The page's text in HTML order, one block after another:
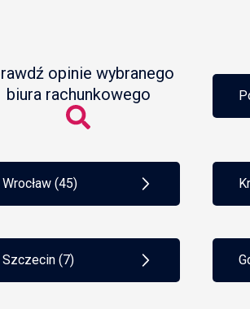
opinie wybranego
biura rachunkowego
Wrocław (45)
Szczecin (7)